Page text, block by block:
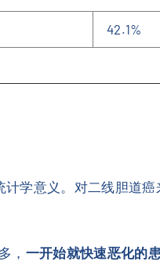
42.1%
计学意义。对二线胆道
， 一开始就快速恶化的